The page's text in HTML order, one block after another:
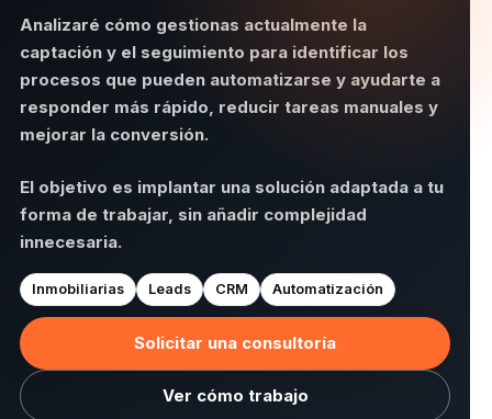
Analizaré cómo gestionas actualmente la
captación y el seguimiento para identificar los
procesos que pueden automatizarse y ayudarte a
responder más rápido, reducir tareas manuales y
mejorar la conversión.
El objetivo es implantar una solución adaptada a tu
forma de trabajar, sin añadir complejidad
innecesaria.
Inmobiliarias Leads CRM Automatización
Solicitar una consultoría
Ver cómo trabajo